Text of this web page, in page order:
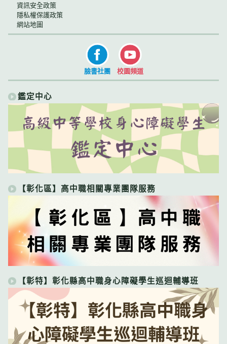
資訊安全政策
隱私權保護政策
網站地圖
臉書社團 校園頻道
鑑定中心
【彰化區】高中職相關專業團隊服務
【彰特】彰化縣高中職身心障礙學生巡迴輔導班